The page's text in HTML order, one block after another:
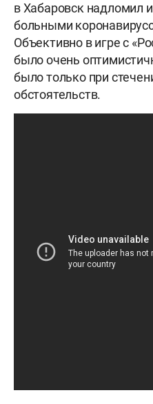
в Хабаровск надломил
больными
Объективно в игре с
было очень
было только при
обстоятельств.